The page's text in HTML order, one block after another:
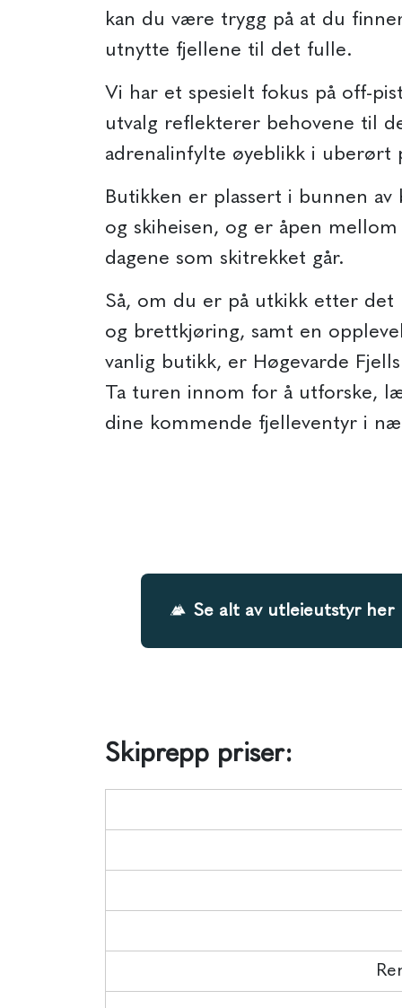
kan du være trygg på at du
utnytte fjellene til det fulle.
Vi har et spesielt fokus på off-
utvalg reflekterer behovene til
adrenalinfylte øyeblikk i uberørt
Butikken er plassert i bunnen av
og skiheisen, og er åpen mellom
dagene som skitrekket går.
Så, om du er på utkikk etter det
og brettkjøring, samt en
vanlig butikk, er Høgevarde
Ta turen innom for å utforske,
dine kommende fjelleventyr i
Se alt av utleieutstyr her
Skiprepp priser: